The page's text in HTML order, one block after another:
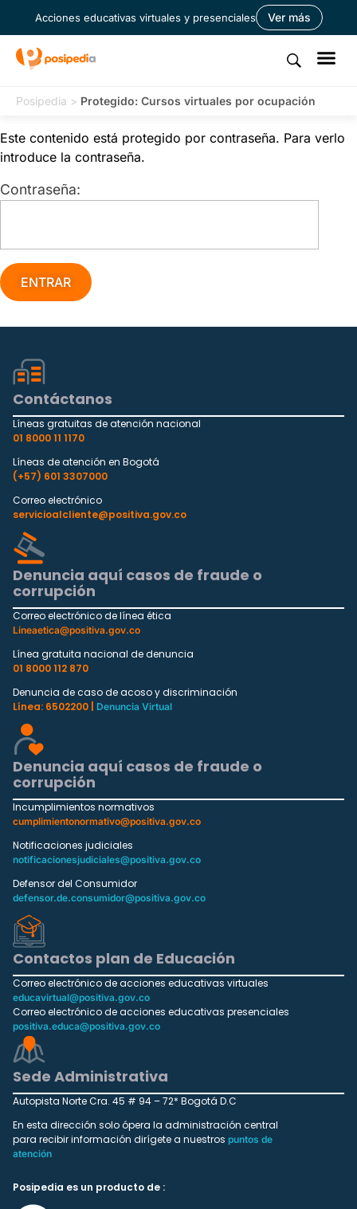
Acciones educativas virtuales y presenciales Ver más
Posipedia > Protegido: Cursos virtuales por ocupación
Este contenido está protegido por contraseña. Para verlo
introduce la contraseña.
Contraseña:
Contáctanos
Líneas gratuitas de atención nacional
01 8000 11 1170
Líneas de atención en Bogotá
(+57) 601 3307000
Correo electrónico
servicioalcliente@positiva.gov.co
Denuncia aquí casos de fraude o
corrupción
Correo electrónico de línea ética
Lineaetica@positiva.gov.co
Línea gratuita nacional de denuncia
01 8000 112 870
Denuncia de caso de acoso y discriminación
Línea: 6502200 |
Denuncia Virtual
Denuncia aquí casos de fraude o
corrupción
Incumplimientos normativos
cumplimientonormativo@positiva.gov.co
Notificaciones judiciales
notificacionesjudiciales@positiva.gov.co
Defensor del Consumidor
defensor.de.consumidor@positiva.gov.co
Contactos plan de Educación
Correo electrónico de acciones educativas virtuales
educavirtual@positiva.gov.co
Correo electrónico de acciones educativas presenciales
positiva.educa@positiva.gov.co
Sede Administrativa
Autopista Norte Cra. 45 # 94 – 72* Bogotá D.C
En esta dirección solo ópera la administración central
para recibir información dirígete a nuestros puntos de
atención
Posipedia es un producto de :